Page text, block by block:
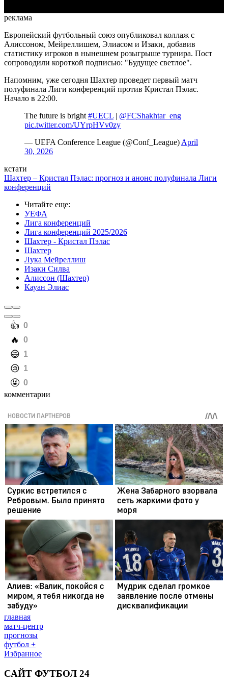
реклама
Европейский футбольный союз опубликовал коллаж с
Алиссоном, Мейреллишем, Элиасом и Изаки, добавив
статистику игроков в нынешнем розыгрыше турнира. Пост
сопроводили короткой подписью: "Будущее светлое".
Напомним, уже сегодня Шахтер проведет первый матч
полуфинала Лиги конференций против Кристал Пэлас.
Начало в 22:00.
The future is bright #UECL | @FCShakhtar_eng
pic.twitter.com/UYrpHVv0zy
— UEFA Conference League (@Conf_League) April
30, 2026
кстати
Шахтер – Кристал Пэлас: прогноз и анонс полуфинала Лиги
конференций
Читайте еще:
УЕФА
Лига конференций
Лига конференций 2025/2026
Шахтер - Кристал Пэлас
Шахтер
Лука Мейреллиш
Изаки Силва
Алиссон (Шахтер)
Кауан Элиас
️👍 0
️🔥 0
️😄 1
️😢 1
️🤬 0
комментарии
главная
матч-центр
прогнозы
футбол +
Избранное
САЙТ ФУТБОЛ 24